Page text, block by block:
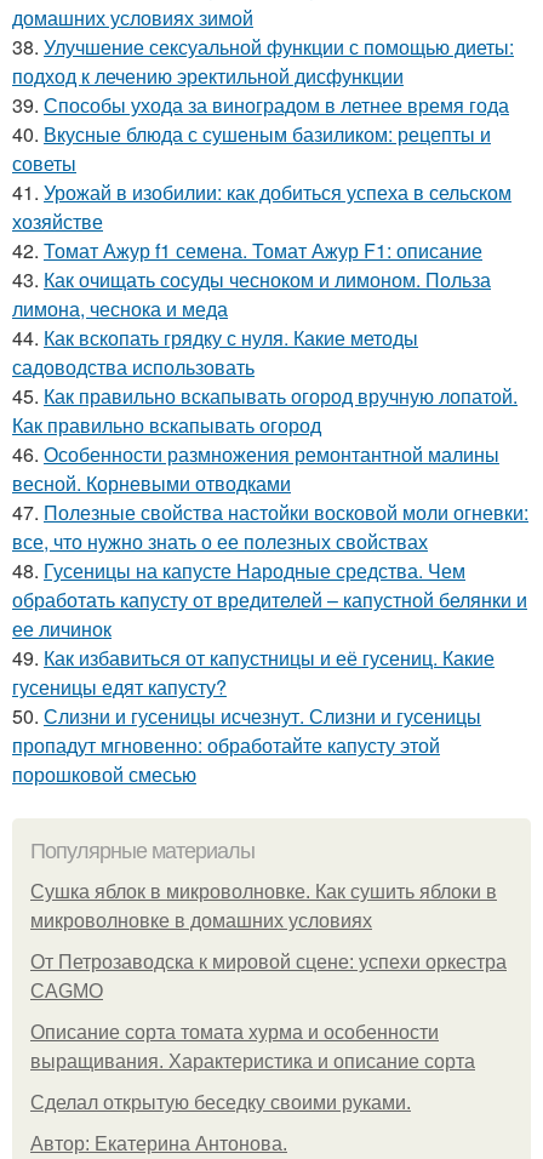
домашних условиях зимой
38. Улучшение сексуальной функции с помощью диеты:
подход к лечению эректильной дисфункции
39. Способы ухода за виноградом в летнее время года
40. Вкусные блюда с сушеным базиликом: рецепты и
советы
41. Урожай в изобилии: как добиться успеха в сельском
хозяйстве
42. Томат Ажур f1 семена. Томат Ажур F1: описание
43. Как очищать сосуды чесноком и лимоном. Польза
лимона, чеснока и меда
44. Как вскопать грядку с нуля. Какие методы
садоводства использовать
45. Как правильно вскапывать огород вручную лопатой.
Как правильно вскапывать огород
46. Особенности размножения ремонтантной малины
весной. Корневыми отводками
47. Полезные свойства настойки восковой моли огневки:
все, что нужно знать о ее полезных свойствах
48. Гусеницы на капусте Народные средства. Чем
обработать капусту от вредителей – капустной белянки и
ее личинок
49. Как избавиться от капустницы и её гусениц. Какие
гусеницы едят капусту?
50. Слизни и гусеницы исчезнут. Слизни и гусеницы
пропадут мгновенно: обработайте капусту этой
порошковой смесью
Популярные материалы
Сушка яблок в микроволновке. Как сушить яблоки в
микроволновке в домашних условиях
От Петрозаводска к мировой сцене: успехи оркестра
CAGMO
Описание сорта томата хурма и особенности
выращивания. Характеристика и описание сорта
Сделал открытую беседку своими руками.
Автор: Екатерина Антонова.